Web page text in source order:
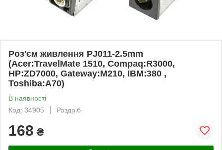
Роз'єм живлення PJ011-2.5mm
(Acer:TravelMate 1510, Compaq:R3000,
HP:ZD7000, Gateway:M210, IBM:380 ,
Toshiba:A70)
В наявності
Код: 34905
Роздріб
168 ₴